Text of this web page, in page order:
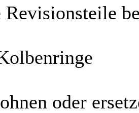
Revisionsteile
oder